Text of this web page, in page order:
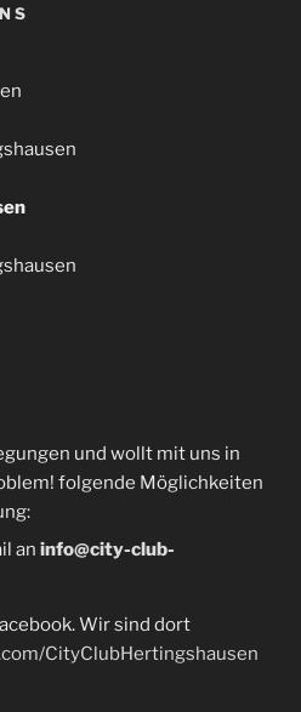
und wollt mit uns in
folgende Möglichkeiten
an info@city-club-
Wir sind dort
CityClubHertingshausen